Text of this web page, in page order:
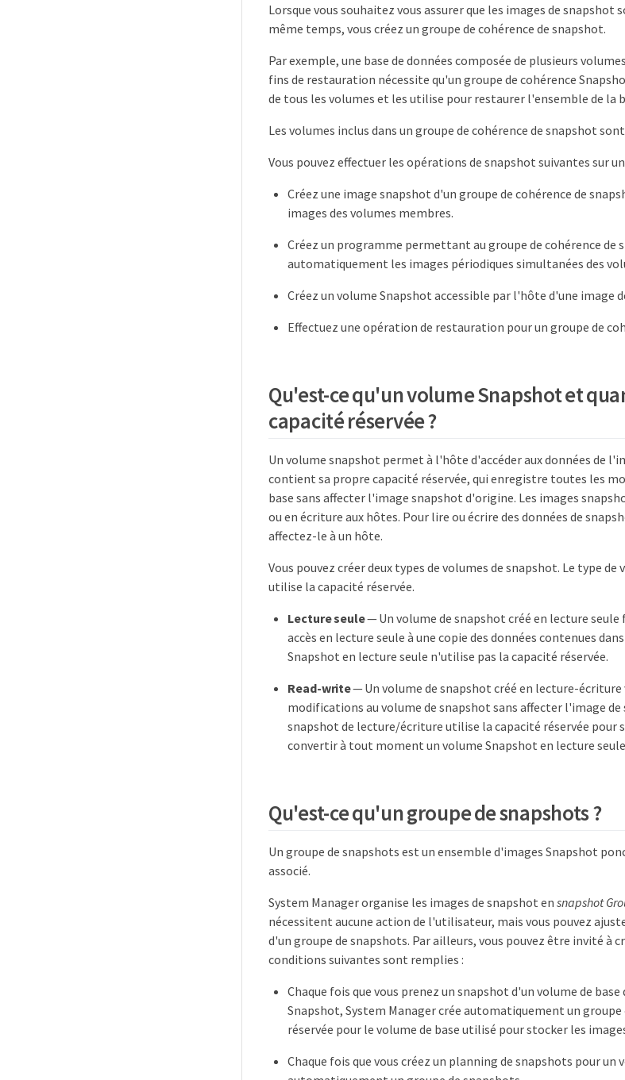
Lorsque vous souhaitez vous assurer que les images de snapshot
même temps, vous créez un groupe de cohérence de snapshot.
Par exemple, une base de données composée de plusieurs
fins de restauration nécessite qu'un groupe de cohérence
de tous les volumes et les utilise pour restaurer l'ensemble de la
Les volumes inclus dans un groupe de cohérence de snapshot
Vous pouvez effectuer les opérations de snapshot suivantes sur
Créez une image snapshot d'un groupe de cohérence de
images des volumes membres.
Créez un programme permettant au groupe de cohérence de
automatiquement les images périodiques simultanées des
Créez un volume Snapshot accessible par l'hôte d'une image
Effectuez une opération de restauration pour un groupe de
Qu'est-ce qu'un volume Snapshot et
capacité réservée ?
Un volume snapshot permet à l'hôte d'accéder aux données de
contient sa propre capacité réservée, qui enregistre toutes les
base sans affecter l'image snapshot d'origine. Les images
ou en écriture aux hôtes. Pour lire ou écrire des données de
affectez-le à un hôte.
Vous pouvez créer deux types de volumes de snapshot. Le type
utilise la capacité réservée.
Lecture seule— Un volume de snapshot créé en lecture
accès en lecture seule à une copie des données contenues
Snapshot en lecture seule n'utilise pas la capacité réservée.
Read-write— Un volume de snapshot créé en lecture-
modifications au volume de snapshot sans affecter l'image
snapshot de lecture/écriture utilise la capacité réservée pour
convertir à tout moment un volume Snapshot en lecture
Qu'est-ce qu'un groupe de snapshots ?
Un groupe de snapshots est un ensemble d'images Snapshot
associé.
System Manager organise les images de snapshot en snapshot
nécessitent aucune action de l'utilisateur, mais vous pouvez
d'un groupe de snapshots. Par ailleurs, vous pouvez être invité à
conditions suivantes sont remplies :
Chaque fois que vous prenez un snapshot d'un volume de
Snapshot, System Manager crée automatiquement un groupe
réservée pour le volume de base utilisé pour stocker les
Chaque fois que vous créez un planning de snapshots pour un